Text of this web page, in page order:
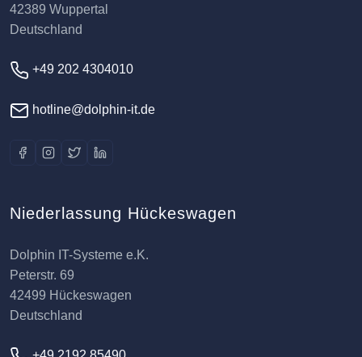
42389 Wuppertal
Deutschland
+49 202 4304010
hotline@dolphin-it.de
Niederlassung Hückeswagen
Dolphin IT-Systeme e.K.
Peterstr. 69
42499 Hückeswagen
Deutschland